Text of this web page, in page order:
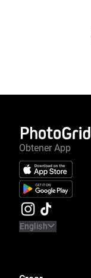
Obtener App
English